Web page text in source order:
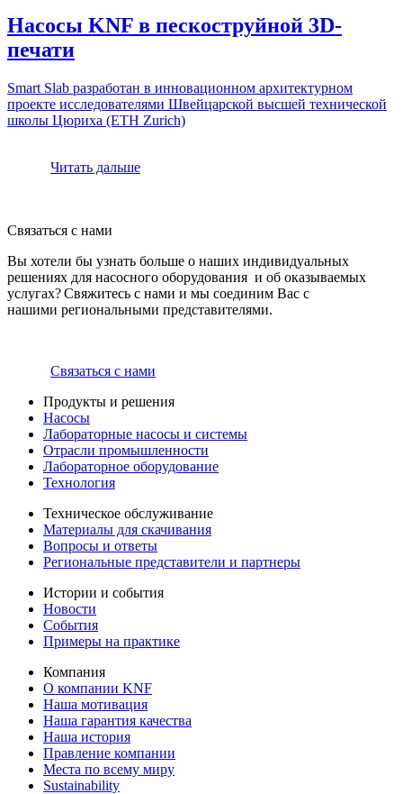
Насосы KNF в пескоструйной 3D-
печати
Smart Slab разработан в инновационном архитектурном
проекте исследователями Швейцарской высшей технической
школы Цюриха (ETH Zurich)
Читать дальше
Связаться с нами
Вы хотели бы узнать больше о наших индивидуальных
решениях для насосного оборудования и об оказываемых
услугах? Свяжитесь с нами и мы соединим Вас с
нашими региональными представителями.
Связаться с нами
Продукты и решения
Насосы
Лабораторные насосы и системы
Отрасли промышленности
Лабораторное оборудование
Технология
Техническое обслуживание
Материалы для скачивания
Вопросы и ответы
Региональные представители и партнеры
Истории и события
Новости
События
Примеры на практике
Компания
О компании KNF
Наша мотивация
Наша гарантия качества
Наша история
Правление компании
Места по всему миру
Sustainability